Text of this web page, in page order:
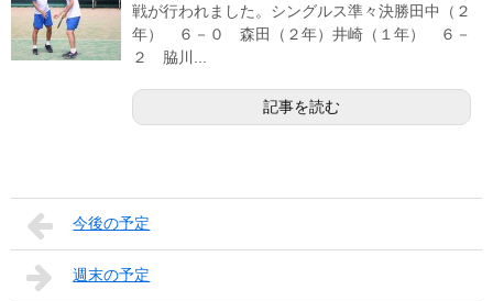
戦が行われました。シングルス準々決勝田中（２
年） ６－０ 森田（２年）井崎（１年） ６－
２ 脇川...
記事を読む
今後の予定
週末の予定